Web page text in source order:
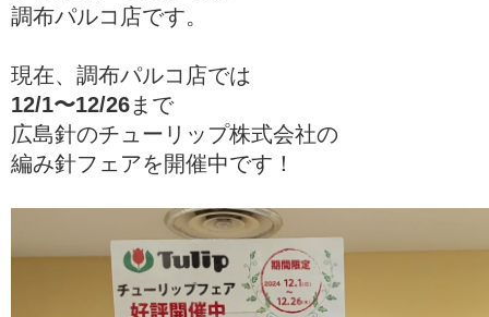
調布パルコ店です。
現在、調布パルコ店では
12/1〜12/26まで
広島針のチューリップ株式会社の
編み針フェアを開催中です！